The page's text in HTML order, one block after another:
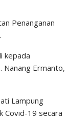
Penanganan
kepada
Nanang Ermanto,
Lampung
Covid-19 secara